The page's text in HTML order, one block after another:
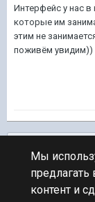
Интерфейс у нас
которые им
этим не
поживём увидим))
ПЕРЕЙТИ К
Мы
контент и